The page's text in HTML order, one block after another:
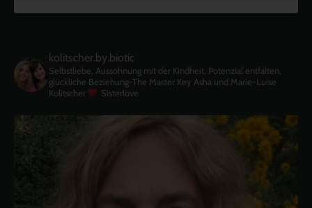
kolitscher.by.biotic
Selbstliebe, Aussöhnung mit der Kindheit, Potenzial entfalten,
glückliche Beziehung-The Master Key Asha und Marie-Luise
Kolitscher
Sisterlove